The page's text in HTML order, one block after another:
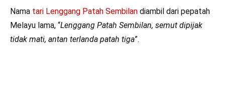
Nama tari Lenggang Patah Sembilan diambil dari pepatah
Melayu lama, “Lenggang Patah Sembilan, semut dipijak
tidak mati, antan terlanda patah tiga”.